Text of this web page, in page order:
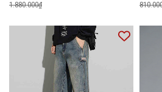
1.880.000₫